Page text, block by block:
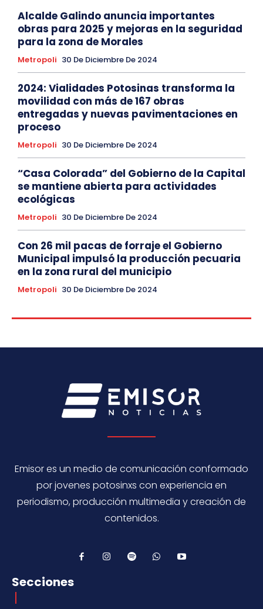
Alcalde Galindo anuncia importantes
obras para 2025 y mejoras en la seguridad
para la zona de Morales
Metropoli 30 De Diciembre De 2024
2024: Vialidades Potosinas transforma la
movilidad con más de 167 obras
entregadas y nuevas pavimentaciones en
proceso
Metropoli 30 De Diciembre De 2024
“Casa Colorada” del Gobierno de la Capital
se mantiene abierta para actividades
ecológicas
Metropoli 30 De Diciembre De 2024
Con 26 mil pacas de forraje el Gobierno
Municipal impulsó la producción pecuaria
en la zona rural del municipio
Metropoli 30 De Diciembre De 2024
Emisor es un medio de comunicación conformado
por jovenes potosinxs con experiencia en
periodismo, producción multimedia y creación de
contenidos.
Secciones